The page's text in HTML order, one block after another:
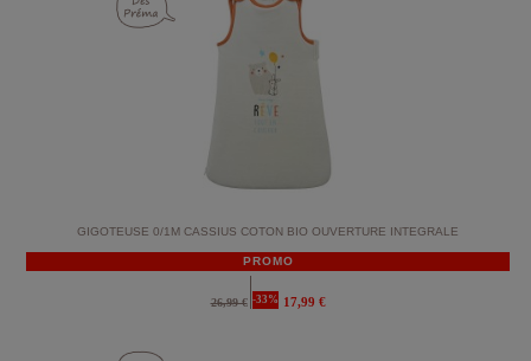
GIGOTEUSE 0/1M CASSIUS COTON BIO OUVERTURE INTEGRALE
PROMO
26,99 € -33% 17,99 €